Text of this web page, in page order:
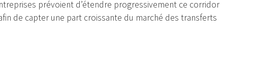
prévoient d’étendre progressivement ce corridor
de capter une part croissante du marché des transferts